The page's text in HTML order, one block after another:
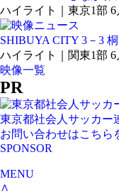
ハイライト｜東京1部 6
SHIBUYA CITY 3－3
ハイライト｜関東1部 6
映像一覧
PR
東京都社会人サッカー
お問い合わせはこちら
SPONSOR
MENU
∧